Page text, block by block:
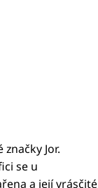
Jor.
se u
a její vrásčité